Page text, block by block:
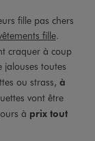
fille pas chers
fille.
craquer à coup
jalouses toutes
ou strass, à
vont être
à prix tout